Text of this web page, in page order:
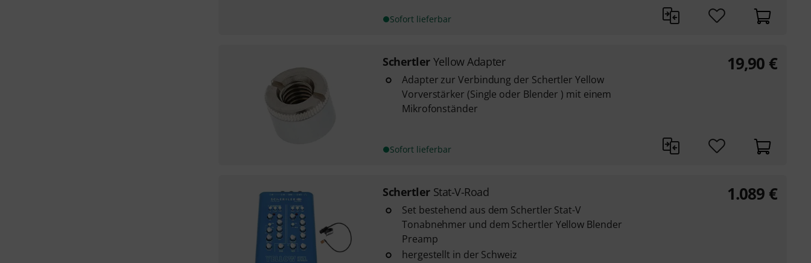
Sofort lieferbar
Schertler Yellow Adapter
Adapter zur Verbindung der Schertler Yellow
Vorverstärker (Single oder Blender ) mit einem
Mikrofonständer
Sofort lieferbar
19,90 €
Schertler Stat-V-Road
Set bestehend aus dem Schertler Stat-V
Tonabnehmer und dem Schertler Yellow Blender
Preamp
hergestellt in der Schweiz
1.089 €